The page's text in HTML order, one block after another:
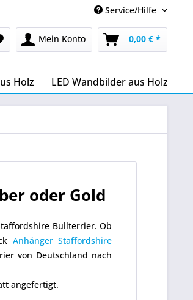
Service/Hilfe
Mein Konto 0,00 € *
Holz LED Wandbilder aus Holz
oder Gold
Bullterrier. Ob
Anhänger Staffordshire
von Deutschland nach
angefertigt.